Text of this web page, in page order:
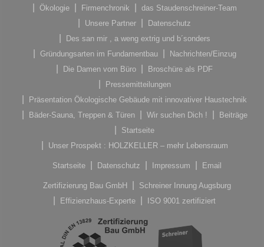
Ökologie
Firmenchronik
das Staudenschreiner-Team
Unsere Partner
Datenschutz
Des san mir , a weng extrig und b´sonders
Gründungsarten im Fundamentbau
Nachrichten/Einzug
Die Damen vom Büro
Broschüre als PDF
Pressemitteilungen
Präsentation Ökologische Gebäude mit innovativer Haustechnik
Bäder-Sauna, Treppen & Türen
Wir suchen Dich !
Beiträge
Startseite
Unser Prospekt : HOLZKELLER – mehr Lebensraum
Startseite Datenschutz Impressum Email
Zertifizierung Bau GmbH
Schreiner Innung Augsburg
Effizienzhaus-Experte
ISO 9001 zertifiziert